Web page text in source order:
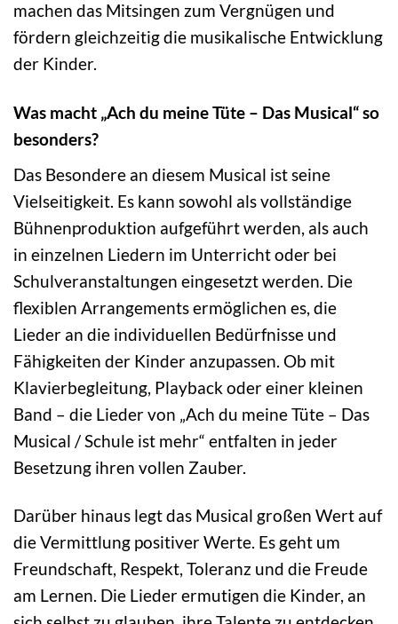
machen das Mitsingen zum Vergnügen und
fördern gleichzeitig die musikalische Entwicklung
der Kinder.
Was macht „Ach du meine Tüte – Das Musical“ so
besonders?
Das Besondere an diesem Musical ist seine
Vielseitigkeit. Es kann sowohl als vollständige
Bühnenproduktion aufgeführt werden, als auch
in einzelnen Liedern im Unterricht oder bei
Schulveranstaltungen eingesetzt werden. Die
flexiblen Arrangements ermöglichen es, die
Lieder an die individuellen Bedürfnisse und
Fähigkeiten der Kinder anzupassen. Ob mit
Klavierbegleitung, Playback oder einer kleinen
Band – die Lieder von „Ach du meine Tüte – Das
Musical / Schule ist mehr“ entfalten in jeder
Besetzung ihren vollen Zauber.
Darüber hinaus legt das Musical großen Wert auf
die Vermittlung positiver Werte. Es geht um
Freundschaft, Respekt, Toleranz und die Freude
am Lernen. Die Lieder ermutigen die Kinder, an